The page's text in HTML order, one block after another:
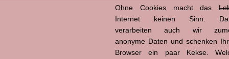
Ohne Cookies macht das
Internet keinen Sinn.
verarbeiten auch wir
anonyme Daten und schenken
Browser ein paar Kekse.